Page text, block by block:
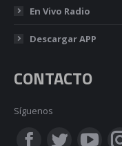
En Vivo Radio
Descargar APP
CONTACTO
Síguenos
Encuéntranos en: